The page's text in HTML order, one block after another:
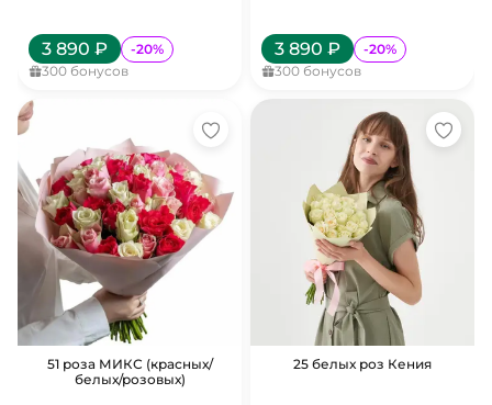
3 890 ₽ -20%
300 бонусов
3 890 ₽ -20%
300 бонусов
51 роза МИКС (красных/
белых/розовых)
25 белых роз Кения